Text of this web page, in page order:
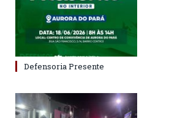
Defensoria Presente